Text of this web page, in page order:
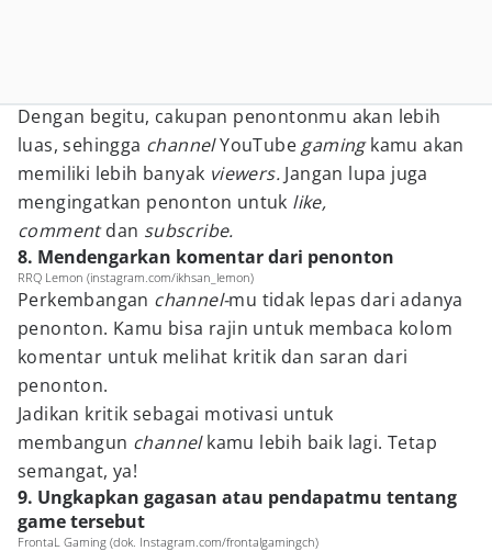
Dengan begitu, cakupan penontonmu akan lebih
luas, sehingga channelYouTube gamingkamu akan
memiliki lebih banyak viewers. Jangan lupa juga
mengingatkan penonton untuk like,
commentdan subscribe.
8. Mendengarkan komentar dari penonton
RRQ Lemon (instagram.com/ikhsan_lemon)
Perkembangan channel-mu tidak lepas dari adanya
penonton. Kamu bisa rajin untuk membaca kolom
komentar untuk melihat kritik dan saran dari
penonton.
Jadikan kritik sebagai motivasi untuk
membangun channelkamu lebih baik lagi. Tetap
semangat, ya!
9. Ungkapkan gagasan atau pendapatmu tentang
game tersebut
FrontaL Gaming (dok. Instagram.com/frontalgamingch)